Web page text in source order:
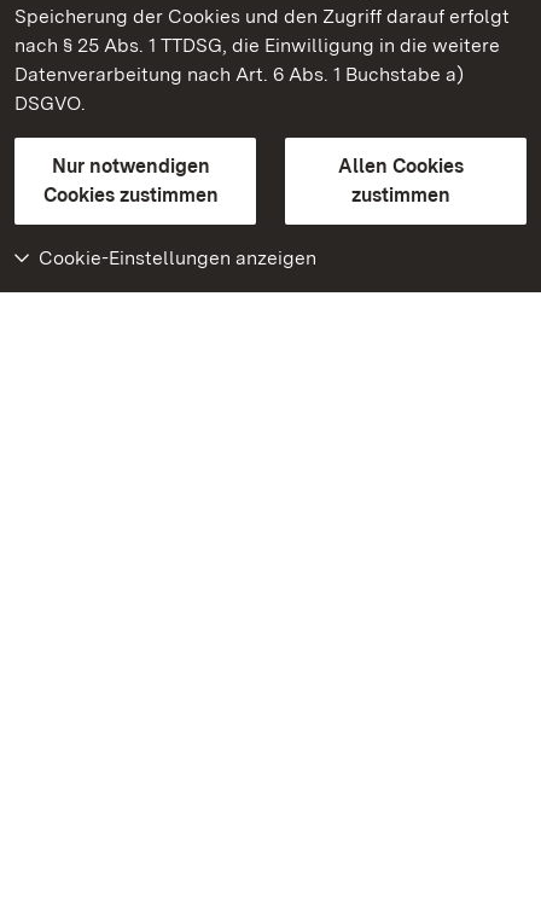
Speicherung der Cookies und den Zugriff darauf erfolgt
nach § 25 Abs. 1 TTDSG, die Einwilligung in die weitere
Datenverarbeitung nach Art. 6 Abs. 1 Buchstabe a)
DSGVO.
Nur notwendigen
Cookies zustimmen
Allen Cookies
zustimmen
Cookie-Einstellungen anzeigen
Staatliche Schlösser und Gärten Baden-Württemberg
Kontakt
GebärdenspracheLeichte Sprache
Erklärung zur Barrierefreiheit
BITV-konform (geprüfte Seiten)
Weiteres